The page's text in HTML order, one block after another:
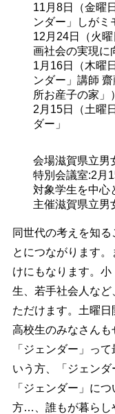
11月8日（金曜
ンダー」しがミ
12月24日（火
画社会の実現に
1月16日（木曜
ンダー」講師
所お産子の家」）
2月15日（土曜
ダー」
会場滋賀県立男
特別会議室:2月
対象学生を中心
主催滋賀県立男
同世代の考えを知
とにつながります
けにもなります。
生、若手社会人な
ただけます。 土曜日
高校生のみなさんも
「ジェンダー」っ
いう方、「ジェンダ
「ジェンダー」に
方…、誰もが暮らし